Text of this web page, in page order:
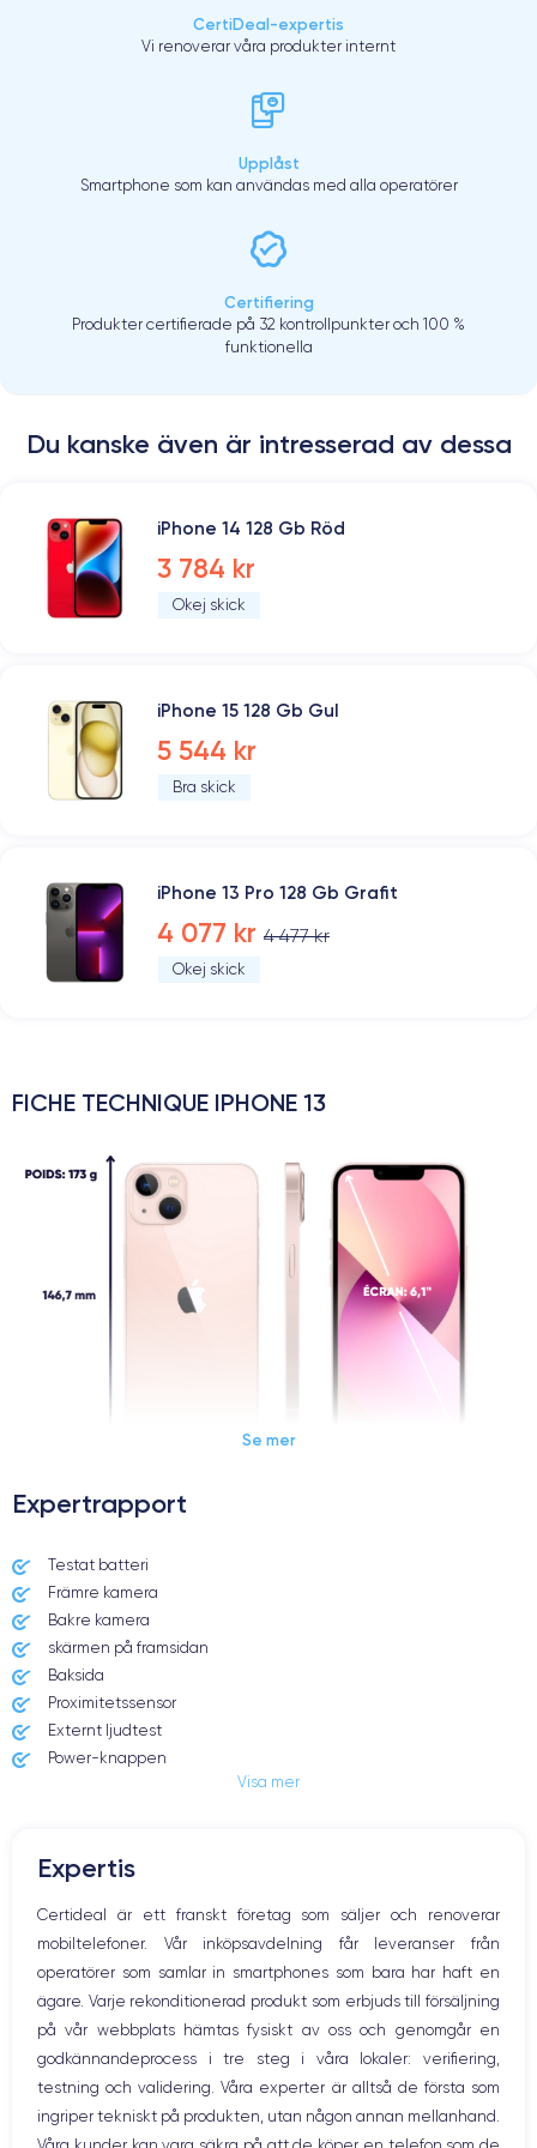
CertiDeal-expertis
Vi renoverar våra produkter internt
Upplåst
Smartphone som kan användas med alla operatörer
Certifiering
Produkter certifierade på 32 kontrollpunkter och 100 %
funktionella
Du kanske även är intresserad av dessa
iPhone 14 128 Gb Röd
3 784 kr
Okej skick
iPhone 15 128 Gb Gul
5 544 kr
Bra skick
iPhone 13 Pro 128 Gb Grafit
4 077 kr 4 477 kr
Okej skick
FICHE TECHNIQUE IPHONE 13
Date de sortie
24/09/2021
Dimensions
OLED 6.1 pouces
Puce A15 Bionic 6
Nom GPU
GPU 4 cœurs
Fréq. processeur
3.23 GHz
12 Mpx 12 Mpx
Résolution vidéo
4K - 3840 x 2160 px
Recharge rapide
Oui, minimum 18W
Se mer
Expertrapport
Testat batteri
Främre kamera
Bakre kamera
skärmen på framsidan
Baksida
Proximitetssensor
Externt ljudtest
Power-knappen
Högtalare
Hem-knappen
Bluetooth
WiFi
Nätverk
Vibration
Prise USB
Visa mer
Expertis
Certideal är ett franskt företag som säljer och renoverar
mobiltelefoner. Vår inköpsavdelning får leveranser från
operatörer som samlar in smartphones som bara har haft en
ägare. Varje rekonditionerad produkt som erbjuds till försäljning
på vår webbplats hämtas fysiskt av oss och genomgår en
godkännandeprocess i tre steg i våra lokaler: verifiering,
testning och validering. Våra experter är alltså de första som
ingriper tekniskt på produkten, utan någon annan mellanhand.